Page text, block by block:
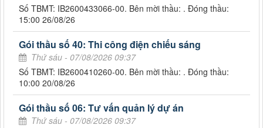
Số TBMT: IB2600433066-00. Bên mời thầu: . Đóng thầu:
15:00 26/08/26
Gói thầu số 40: Thi công điện chiếu sáng
Thứ sáu - 07/08/2026 09:37
Số TBMT: IB2600410260-00. Bên mời thầu: . Đóng thầu:
10:00 20/08/26
Gói thầu số 06: Tư vấn quản lý dự án
Thứ sáu - 07/08/2026 09:37